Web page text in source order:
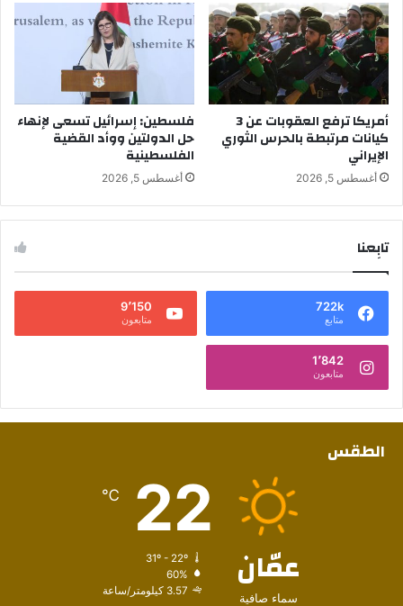
أمريكا ترفع العقوبات عن 3
كيانات مرتبطة بالحرس الثوري
الإيراني
أغسطس 5, 2026
فلسطين: إسرائيل تسعى لإنهاء
حل الدولتين ووأد القضية
الفلسطينية
أغسطس 5, 2026
تابِعنا
722k
متابع
9٬150
متابعون
1٬842
متابعون
الطقس
عمّان
سماء صافية
22
℃
31º - 22º
60%
3.57 كيلومتر/ساعة